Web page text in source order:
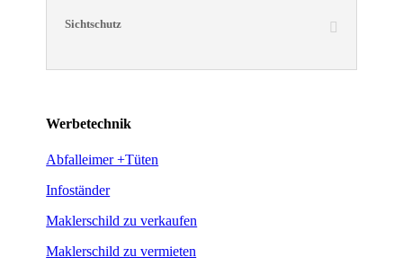
Sichtschutz
Werbetechnik
Abfalleimer +Tüten
Infoständer
Maklerschild zu verkaufen
Maklerschild zu vermieten